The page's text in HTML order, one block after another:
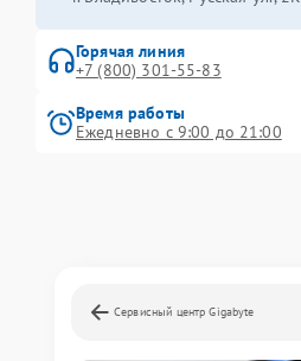
Горячая линия
+7 (800) 301-55-83
Время работы
Ежедневно с 9:00 до 21:00
Сервисный центр Gigabyte